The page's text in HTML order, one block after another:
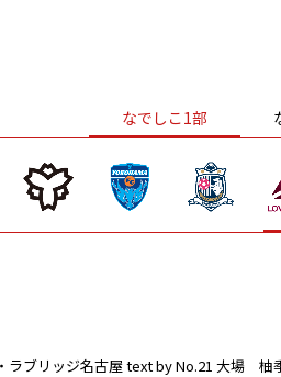
なでしこ1部
ラブリッジ名古屋text by No.21 大場 柚